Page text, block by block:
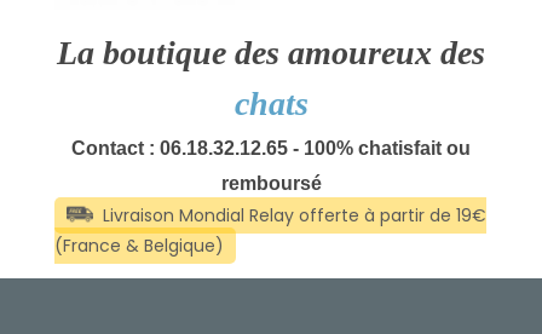
La boutique des amoureux des
chats
Contact : 06.18.32.12.65 - 100% chatisfait ou
remboursé